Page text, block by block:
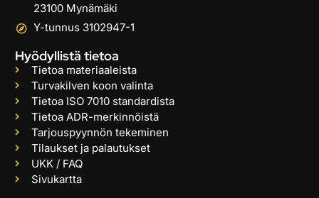
23100 Mynämäki
Y-tunnus 3102947-1
Hyödyllistä tietoa
Tietoa materiaaleista
Turvakilven koon valinta
Tietoa ISO 7010 standardista
Tietoa ADR-merkinnöistä
Tarjouspyynnön tekeminen
Tilaukset ja palautukset
UKK / FAQ
Sivukartta